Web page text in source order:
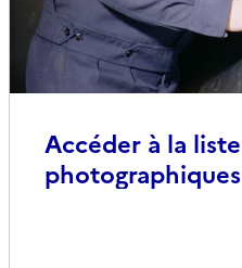
Accéder à la
photographiques